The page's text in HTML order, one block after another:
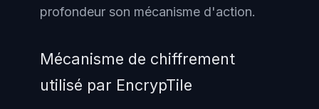
profondeur son mécanisme d'action.
Mécanisme de chiffrement
utilisé par EncrypTile